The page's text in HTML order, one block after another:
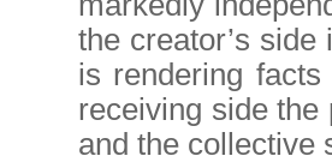
the creator’s
is rendering
receiving side the
and the collective